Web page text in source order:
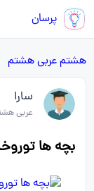
پرسان
هشتمعربی هشتم
سارا
عربی
بچه ها